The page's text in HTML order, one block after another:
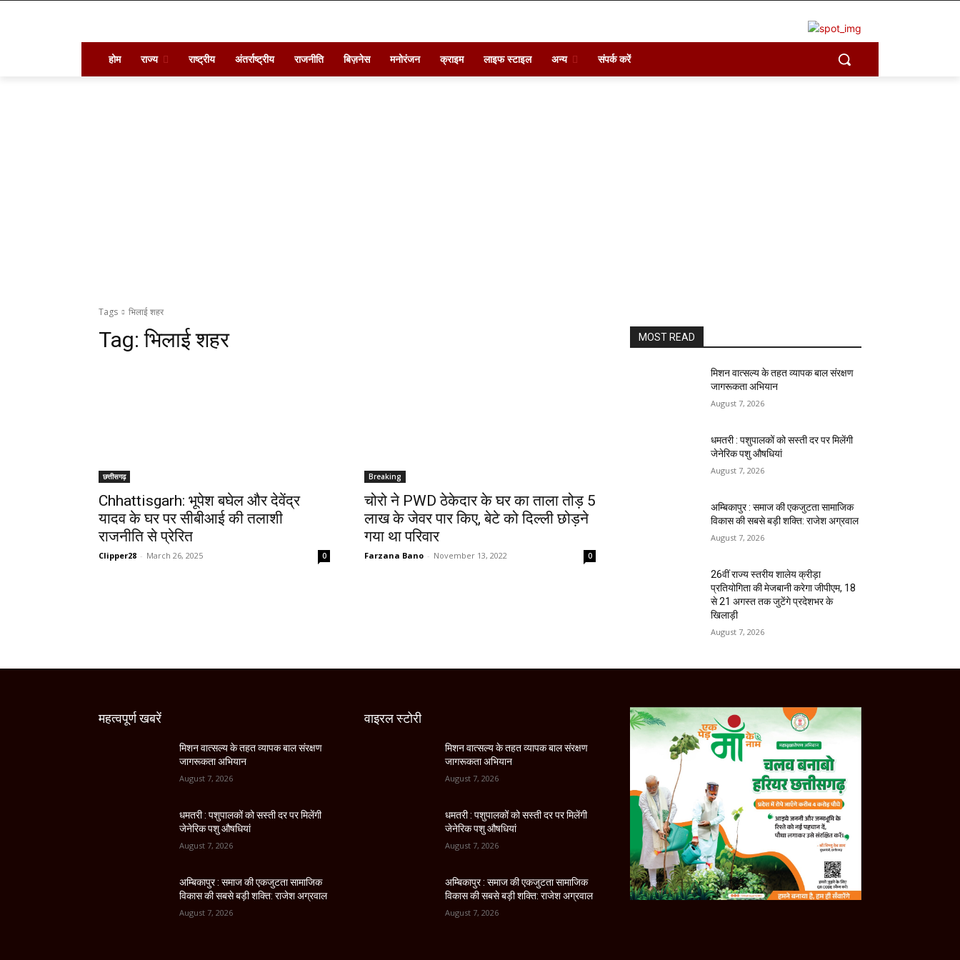
होम राज्य राष्ट्रीय अंतर्राष्ट्रीय राजनीति बिज़नेस मनोरंजन क्राइम लाइफ स्टाइल अन्य संपर्क करें
Tags भिलाई शहर
Tag:भिलाई शहर
छत्तीसगढ़
Chhattisgarh: भूपेश बघेल और देवेंद्र
यादव के घर पर सीबीआई की तलाशी
राजनीति से प्रेरित
Clipper28 - March 26, 2025 0
Breaking
चोरो ने PWD ठेकेदार के घर का ताला तोड़ 5
लाख के जेवर पार किए, बेटे को दिल्ली छोड़ने
गया था परिवार
Farzana Bano - November 13, 2022 0
MOST READ
मिशन वात्सल्य के तहत व्यापक बाल संरक्षण
जागरूकता अभियान
August 7, 2026
धमतरी : पशुपालकों को सस्ती दर पर मिलेंगी
जेनेरिक पशु औषधियां
August 7, 2026
अम्बिकापुर : समाज की एकजुटता सामाजिक
विकास की सबसे बड़ी शक्ति: राजेश अग्रवाल
August 7, 2026
26वीं राज्य स्तरीय शालेय क्रीड़ा
प्रतियोगिता की मेजबानी करेगा जीपीएम, 18
से 21 अगस्त तक जुटेंगे प्रदेशभर के
खिलाड़ी
August 7, 2026
महत्वपूर्ण खबरें
मिशन वात्सल्य के तहत व्यापक बाल संरक्षण
जागरूकता अभियान
August 7, 2026
धमतरी : पशुपालकों को सस्ती दर पर मिलेंगी
जेनेरिक पशु औषधियां
August 7, 2026
अम्बिकापुर : समाज की एकजुटता सामाजिक
विकास की सबसे बड़ी शक्ति: राजेश अग्रवाल
August 7, 2026
वाइरल स्टोरी
मिशन वात्सल्य के तहत व्यापक बाल संरक्षण
जागरूकता अभियान
August 7, 2026
धमतरी : पशुपालकों को सस्ती दर पर मिलेंगी
जेनेरिक पशु औषधियां
August 7, 2026
अम्बिकापुर : समाज की एकजुटता सामाजिक
विकास की सबसे बड़ी शक्ति: राजेश अग्रवाल
August 7, 2026